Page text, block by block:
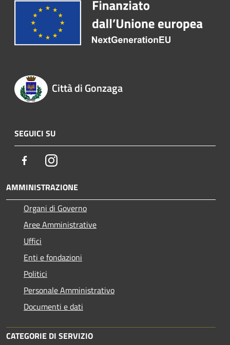
Città di Gonzaga
SEGUICI SU
FacebookInstagram
AMMINISTRAZIONE
Organi di Governo
Aree Amministrative
Uffici
Enti e fondazioni
Politici
Personale Amministrativo
Documenti e dati
CATEGORIE DI SERVIZIO